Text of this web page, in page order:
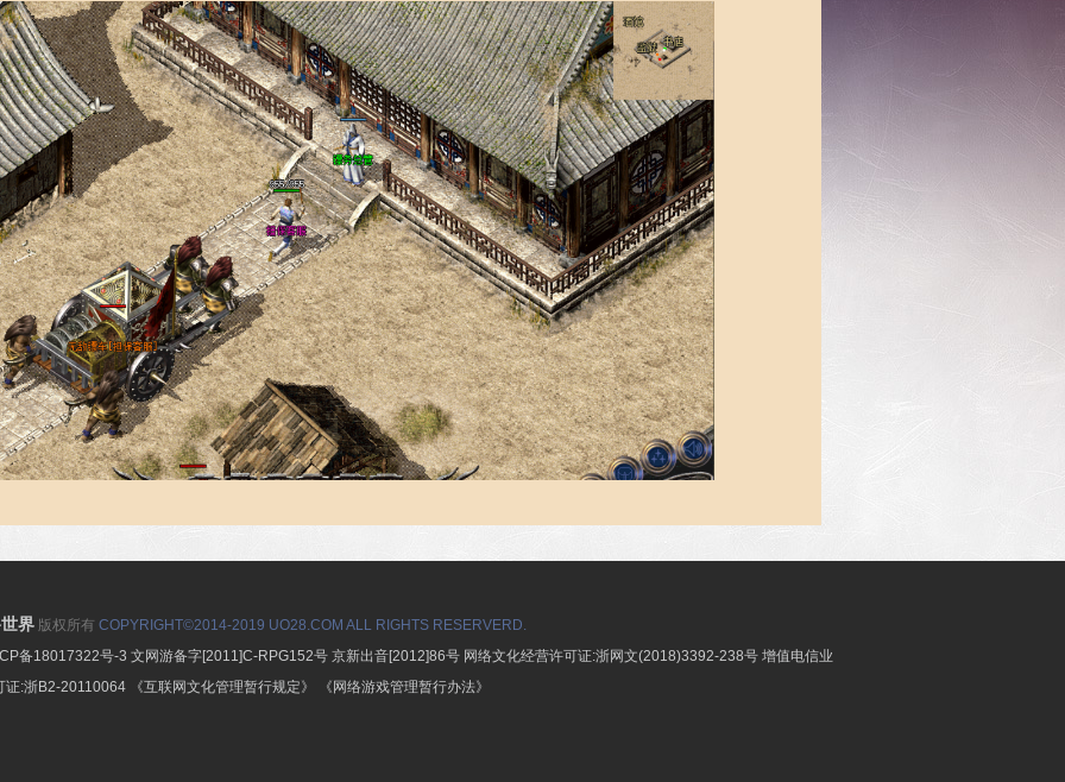
界 版权所有 COPYRIGHT©2014-2019 UO28.COM ALL RIGHTS RESERVERD.
备18017322号-3 文网游备字[2011]C-RPG152号 京新出音[2012]86号 网络文化经营许可证:浙网文(2018)3392-238号 增值电信业
证:浙B2-20110064
《互联网文化管理暂行规定》 《网络游戏管理暂行办法》